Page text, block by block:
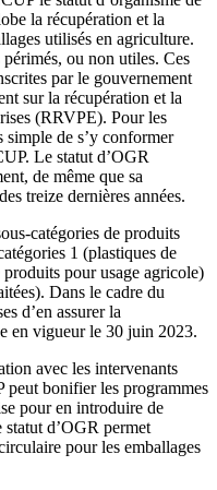
la récupération et la
utilisés en agriculture.
périmés, ou non utiles. Ces
par le gouvernement
sur la récupération et la
(RRVPE). Pour les
simple de s’y conformer
Le statut d’OGR
de même que sa
treize dernières années.
catégories de produits
1 (plastiques de
pour usage agricole)
Dans le cadre du
d’en assurer la
en vigueur le 30 juin 2023.
avec les intervenants
bonifier les programmes
pour en introduire de
d’OGR permet
pour les emballages